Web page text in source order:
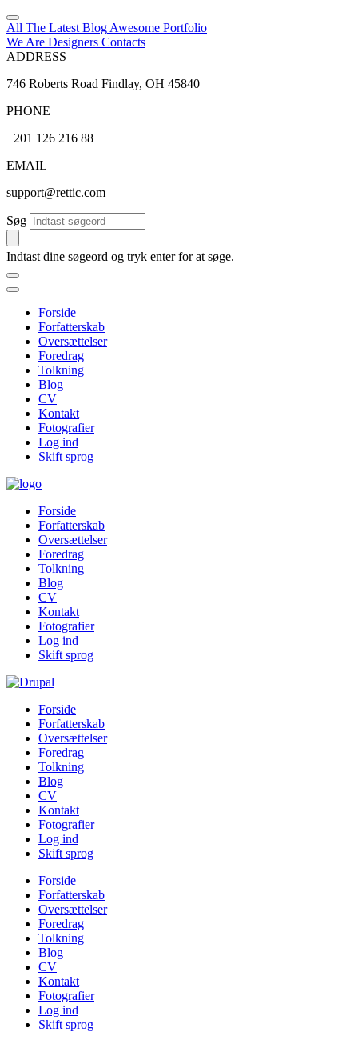
All The Latest Blog Awesome Portfolio
We Are Designers Contacts
ADDRESS
746 Roberts Road Findlay, OH 45840
PHONE
+201 126 216 88
EMAIL
support@rettic.com
Søg
Indtast dine søgeord og tryk enter for at søge.
Forside
Forfatterskab
Oversættelser
Foredrag
Tolkning
Blog
CV
Kontakt
Fotografier
Log ind
Skift sprog
Forside
Forfatterskab
Oversættelser
Foredrag
Tolkning
Blog
CV
Kontakt
Fotografier
Log ind
Skift sprog
Forside
Forfatterskab
Oversættelser
Foredrag
Tolkning
Blog
CV
Kontakt
Fotografier
Log ind
Skift sprog
Forside
Forfatterskab
Oversættelser
Foredrag
Tolkning
Blog
CV
Kontakt
Fotografier
Log ind
Skift sprog